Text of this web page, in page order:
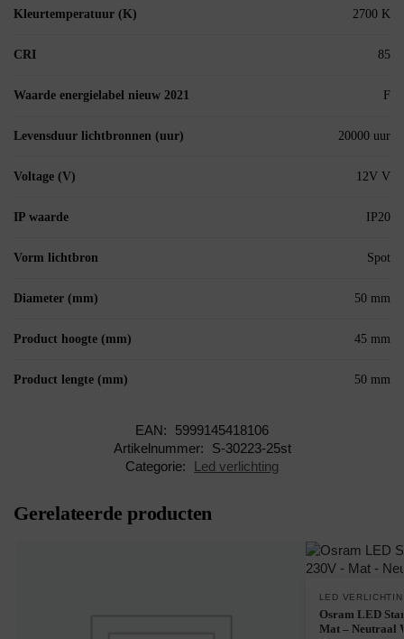
Kleurtemperatuur (K) 2700 K
CRI 85
Waarde energielabel nieuw 2021 F
Levensduur lichtbronnen (uur) 20000 uur
Voltage (V) 12V V
IP waarde IP20
Vorm lichtbron Spot
Diameter (mm) 50 mm
Product hoogte (mm) 45 mm
Product lengte (mm) 50 mm
EAN:
5999145418106
Artikelnummer:
S-30223-25st
Categorie:
Led verlichting
Gerelateerde producten
LED
Osram LED
Mat – Neutraal